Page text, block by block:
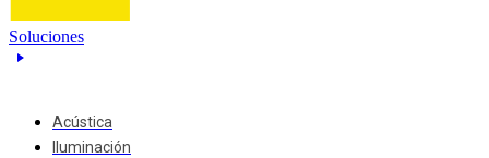
Soluciones
Acústica
Iluminación